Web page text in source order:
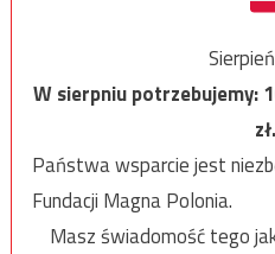
W sierpniu potrzebujemy:
zł.
Państwa wsparcie jest
Fundacji Magna Polonia.
Masz świadomość tego